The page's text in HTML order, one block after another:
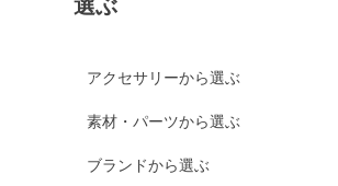
選ぶ
アクセサリーから選ぶ
素材・パーツから選ぶ
ブランドから選ぶ